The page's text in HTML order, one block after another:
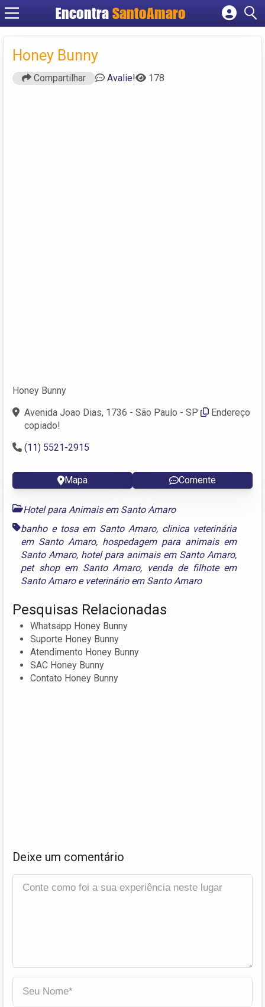
Encontra SantoAmaro
Cadastrar empresa
Honey Bunny
Compartilhar Avalie! 178
Honey Bunny
Avenida Joao Dias, 1736 - São Paulo - SP
Endereço
copiado!
(11) 5521-2915
Mapa Comente
Hotel para Animais em Santo Amaro
banho e tosa em Santo Amaro, clinica veterinária
em Santo Amaro, hospedagem para animais em
Santo Amaro, hotel para animais em Santo Amaro,
pet shop em Santo Amaro, venda de filhote em
Santo Amaroe veterinário em Santo Amaro
Pesquisas Relacionadas
Whatsapp Honey Bunny
Suporte Honey Bunny
Atendimento Honey Bunny
SAC Honey Bunny
Contato Honey Bunny
Deixe um comentário